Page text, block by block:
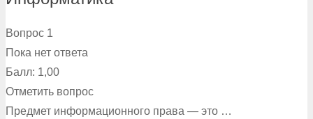
Вопрос 1
Пока нет ответа
Балл: 1,00
Отметить вопрос
Предмет информационного права — это …